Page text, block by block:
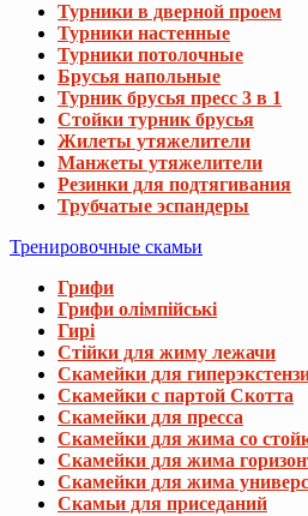
Турники в дверной проем
Турники настенные
Турники потолочные
Брусья напольные
Турник брусья пресс 3 в 1
Стойки турник брусья
Жилеты утяжелители
Манжеты утяжелители
Резинки для подтягивания
Трубчатые эспандеры
Тренировочные скамьи
Грифи
Грифи олімпійські
Гирі
Стійки для жиму лежачи
Скамейки для
Скамейки с партой Скотта
Скамейки для пресса
Скамейки для жима со
Скамейки для жима
Скамейки для жима
Скамьи для приседаний